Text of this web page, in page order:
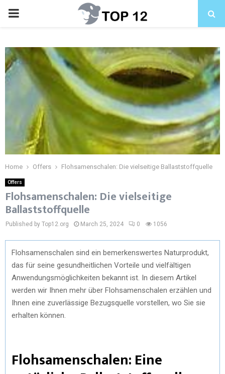
PRIMARY
Home Offers Flohsamenschalen: Die vielseitige Ballaststoffquelle
Offers
Flohsamenschalen: Die vielseitige
Ballaststoffquelle
Published by Top12.org March 25, 2024 0 1056
Flohsamenschalen sind ein bemerkenswertes Naturprodukt,
das für seine gesundheitlichen Vorteile und vielfältigen
Anwendungsmöglichkeiten bekannt ist. In diesem Artikel
werden wir Ihnen mehr über Flohsamenschalen erzählen und
Ihnen eine zuverlässige Bezugsquelle vorstellen, wo Sie sie
erhalten können.
Flohsamenschalen: Eine